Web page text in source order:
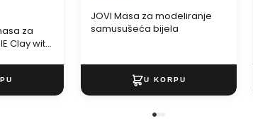
za
Clay with
JOVI Masa za modeliranje
samusušeća bijela